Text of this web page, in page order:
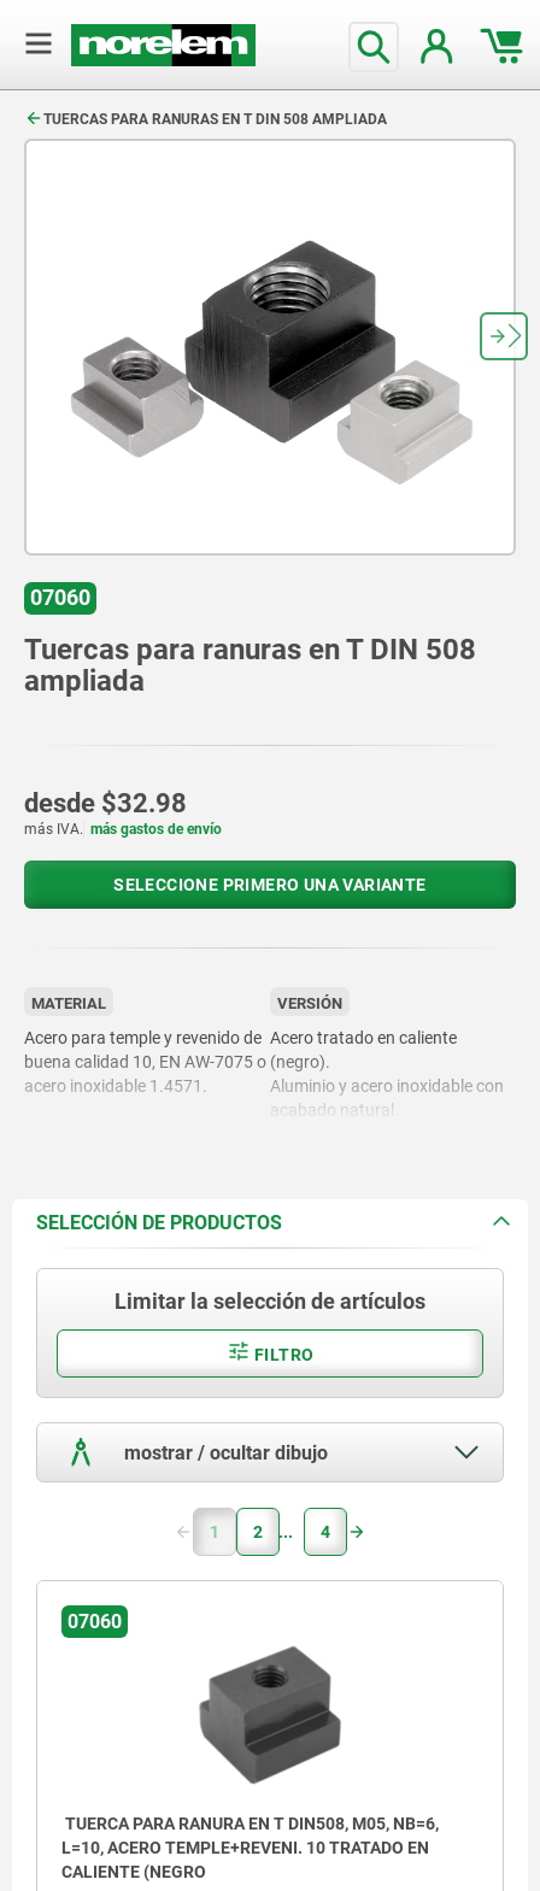
TUERCAS PARA RANURAS EN T DIN 508 AMPLIADA
07060
Tuercas para ranuras en T DIN 508
ampliada
desde $32.98
más IVA. más gastos de envío
SELECCIONE PRIMERO UNA VARIANTE
MATERIAL
Acero para temple y revenido de
buena calidad 10, EN AW-7075 o
acero inoxidable 1.4571.
VERSIÓN
Acero tratado en caliente
(negro).
Aluminio y acero inoxidable con
acabado natural.
SELECCIÓN DE PRODUCTOS
Limitar la selección de artículos
FILTRO
mostrar / ocultar dibujo
1 2 4
07060
TUERCA PARA RANURA EN T DIN508, M05, NB=6,
L=10, ACERO TEMPLE+REVENI. 10 TRATADO EN
CALIENTE (NEGRO